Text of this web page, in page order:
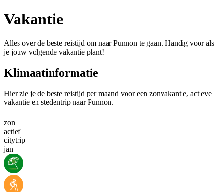
Vakantie
Alles over de beste reistijd om naar Punnon te gaan. Handig voor als
je jouw volgende vakantie plant!
Klimaatinformatie
Hier zie je de beste reistijd per maand voor een zonvakantie, actieve
vakantie en stedentrip naar Punnon.
zon
actief
citytrip
jan